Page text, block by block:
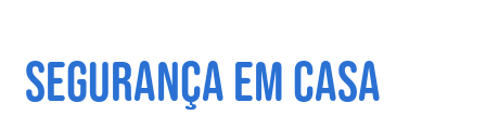
Segurança em casa